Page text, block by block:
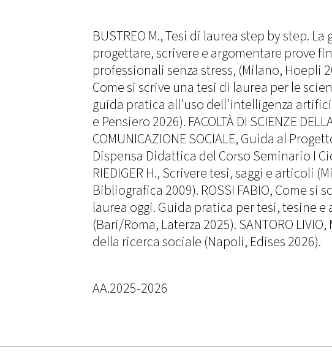
BUSTREO M., Tesi di laurea step by step. La
progettare, scrivere e argomentare prove
professionali senza stress, (Milano, Hoepli
Come si scrive una tesi di laurea per le
guida pratica all'uso dell'intelligenza
e Pensiero 2026). FACOLTÀ DI SCIENZE
COMUNICAZIONE SOCIALE, Guida al
Dispensa Didattica del Corso Seminario I
RIEDIGER H., Scrivere tesi, saggi e articoli
Bibliografica 2009). ROSSI FABIO, Come si
laurea oggi. Guida pratica per tesi, tesine
(Bari/Roma, Laterza 2025). SANTORO
della ricerca sociale (Napoli, Edises 2026).
AA.2025-2026